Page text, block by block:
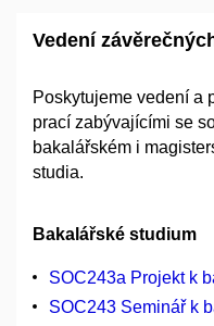
Vedení
Poskytujeme vedení a
prací zabývajícími se
bakalářském i
studia.
Bakalářské studium
SOC243a Projekt k
SOC243 Seminář k